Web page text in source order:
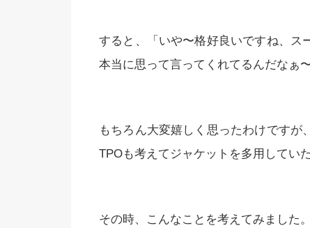
すると、「いや〜格好良いですね、ス
本当に思って言ってくれてるんだなぁ
もちろん大変嬉しく思ったわけです
TPOも考えてジャケットを多用していた
その時、こんなことを考えてみました。